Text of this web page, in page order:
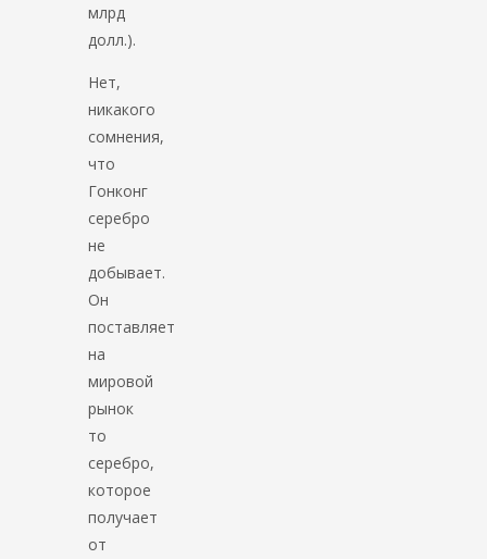
млрд
долл.).
Нет,
никакого
сомнения,
что
Гонконг
серебро
не
добывает.
Он
поставляет
на
мировой
рынок
то
серебро,
которое
получает
от